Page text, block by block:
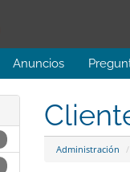
Anuncios
Administración